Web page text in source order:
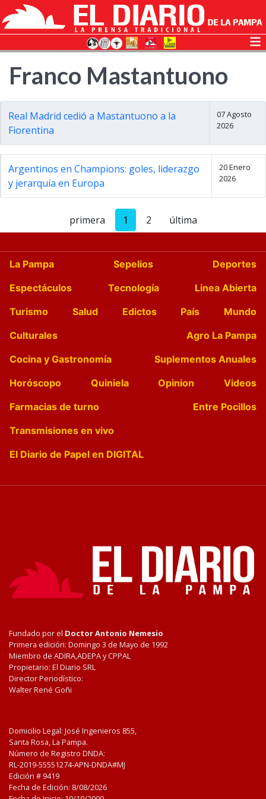
Franco Mastantuono
Real Madrid cedió a Mastantuono a la
Fiorentina
07 Agosto
2026
Argentinos en Champions: goles, liderazgo
y jerarquía en Europa
20 Enero
2026
primera 1 2 última
La Pampa Sepelios
Deportes
Espectáculos
Tecnología
Linea Abierta
Turismo
Salud Edictos País
Mundo
Culturales
Agro La Pampa
Cocina y Gastronomía
Suplementos Anuales
Horóscopo
Quiniela Opinion
Videos
Farmacias de turno
Entre Pocillos
Transmisiones en vivo
El Diario de Papel en DIGITAL
Fundado por el Doctor Antonio Nemesio
Primera edición: Domingo 3 de Mayo de 1992
Miembro de ADIRA,ADEPA y CPPAL
Propietario: El Diario SRL
Director Periodístico:
Walter René Goñi
Domicilio Legal: José Ingenieros 855,
Santa Rosa, La Pampa.
Número de Registro DNDA:
RL-2019-55551274-APN-DNDA#MJ
Edición # 9419
Fecha de Edición: 8/08/2026